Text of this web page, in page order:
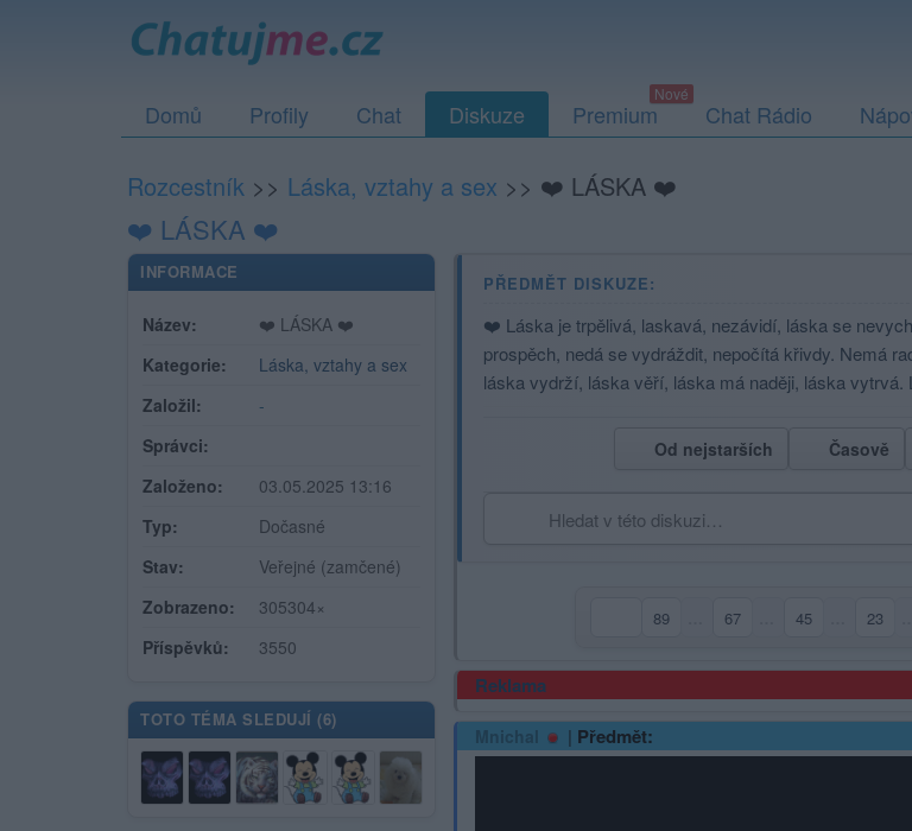
Domů Profily Chat Diskuze Premium Chat Rádio
Rozcestník >> Láska, vztahy a sex >> ❤️ LÁSKA ❤️
❤️ LÁSKA ❤️
INFORMACE
Název:
❤️ LÁSKA ❤️
Kategorie:
Láska, vztahy a sex
Založil:
-
Správci:
Založeno:
03.05.2025 13:16
Typ:
Dočasné
Stav:
Veřejné (zamčené)
Zobrazeno:
305304×
Příspěvků:
3550
TOTO TÉMA SLEDUJÍ (6)
PŘEDMĚT DISKUZE:
❤️ Láska je trpělivá, laskavá, nezávidí, láska se
prospěch, nedá se vydráždit, nepočítá křivdy. Nemá
láska vydrží, láska věří, láska má naději, láska
Od nejstarších Časově
89 67 45 23
Reklama
Mnichal | Předmět: